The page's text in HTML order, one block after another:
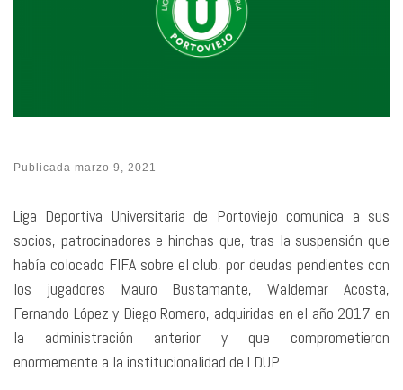
Publicada marzo 9, 2021
Liga Deportiva Universitaria de Portoviejo comunica a sus
socios, patrocinadores e hinchas que, tras la suspensión que
había colocado FIFA sobre el club, por deudas pendientes con
los jugadores Mauro Bustamante, Waldemar Acosta,
Fernando López y Diego Romero, adquiridas en el año 2017 en
la administración anterior y que comprometieron
enormemente a la institucionalidad de LDUP.